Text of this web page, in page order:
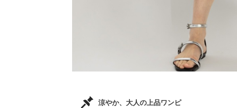
涼やか、大人の上品ワンピ